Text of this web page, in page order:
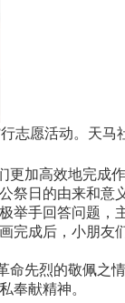
行志愿活动。天马
加高效地完成作
祭日的由来和意义
举手回答问题，
完成后，小朋友
命先烈的敬佩之
奉献精神。